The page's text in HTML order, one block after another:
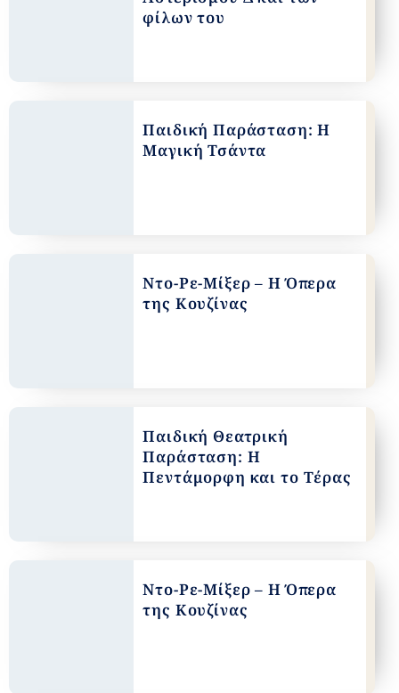
φίλων του
Παιδική Παράσταση: Η
Μαγική Τσάντα
Ντο-Ρε-Μίξερ – Η Όπερα
της Κουζίνας
Παιδική Θεατρική
Παράσταση: Η
Πεντάμορφη και το Τέρας
Ντο-Ρε-Μίξερ – Η Όπερα
της Κουζίνας